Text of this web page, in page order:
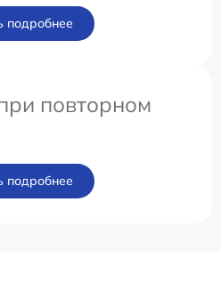
подробнее
повторном
подробнее